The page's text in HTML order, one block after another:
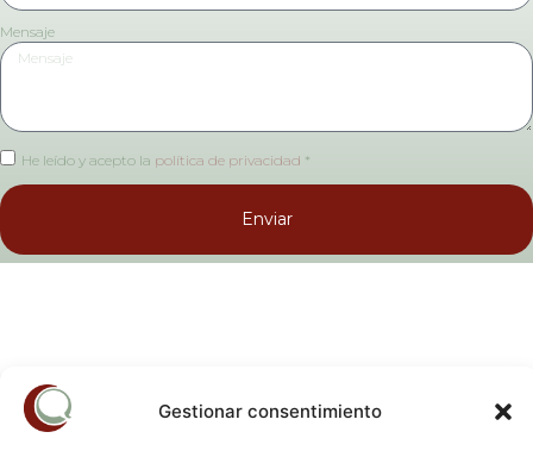
Gestionar consentimiento
Mensaje
He leído y acepto la política de privacidad *
Enviar
Aviso
Legal
Psicología
Perinatal
Ana
Amelia
Sánchez
Contacto
Dirección:
Barrio El Crucero, nº 5 Portal A-1, Local 15 39600 Revilla de